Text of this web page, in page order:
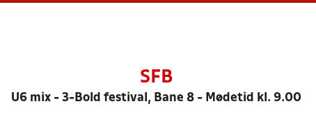
SFB
U6 mix - 3-Bold festival, Bane 8 - Mødetid kl. 9.00